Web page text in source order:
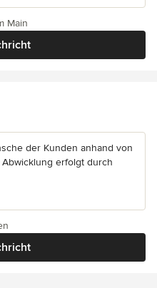
Main
der Kunden anhand von
erfolgt durch